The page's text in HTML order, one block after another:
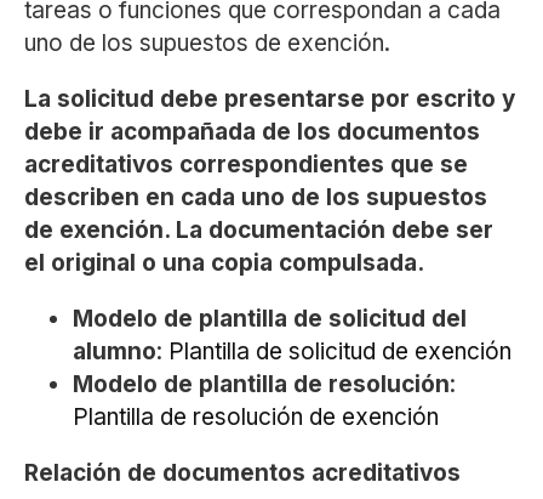
tareas o funciones que correspondan a cada
uno de los supuestos de exención.
La solicitud debe presentarse por escrito y
debe ir acompañada de los documentos
acreditativos correspondientes que se
describen en cada uno de los supuestos
de exención. La documentación debe ser
el original o una copia compulsada.
Modelo de plantilla de solicitud del
alumno: Plantilla de solicitud de exención
Modelo de plantilla de resolución:
Plantilla de resolución de exención
Relación de documentos acreditativos